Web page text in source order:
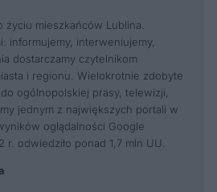
życiu mieszkańców Lublina.
informujemy, interweniujemy,
dostarczamy czytelnikom
i regionu. Wielokrotnie zdobyte
ogólnopolskiej prasy, telewizji,
jednym z największych portali w
oglądalności Google
odwiedziło ponad 1,7 mln UU.